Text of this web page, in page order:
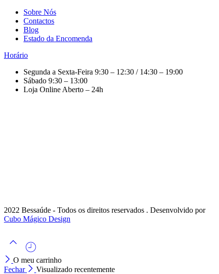
Sobre Nós
Contactos
Blog
Estado da Encomenda
Horário
Segunda a Sexta-Feira 9:30 – 12:30 / 14:30 – 19:00
Sábado 9:30 – 13:00
Loja Online Aberto – 24h
2022 Bessaúde - Todos os direitos reservados . Desenvolvido por
Cubo Mágico Design
O meu carrinho
Fechar
Visualizado recentemente